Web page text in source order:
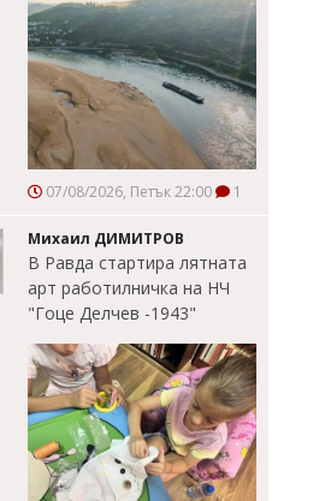
07/08/2026, Петък 22:00 1
Михаил ДИМИТРОВ
В Равда стартира лятната
арт работилничка на НЧ
"Гоце Делчев -1943"